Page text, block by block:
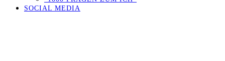
SOCIAL MEDIA